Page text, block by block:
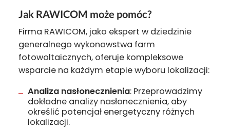
Jak RAWICOM może pomóc?
Firma RAWICOM, jako ekspert w dziedzinie
generalnego wykonawstwa farm
fotowoltaicznych, oferuje kompleksowe
wsparcie na każdym etapie wyboru lokalizacji:
Analiza nasłonecznienia: Przeprowadzimy
dokładne analizy nasłonecznienia, aby
określić potencjał energetyczny różnych
lokalizacji.